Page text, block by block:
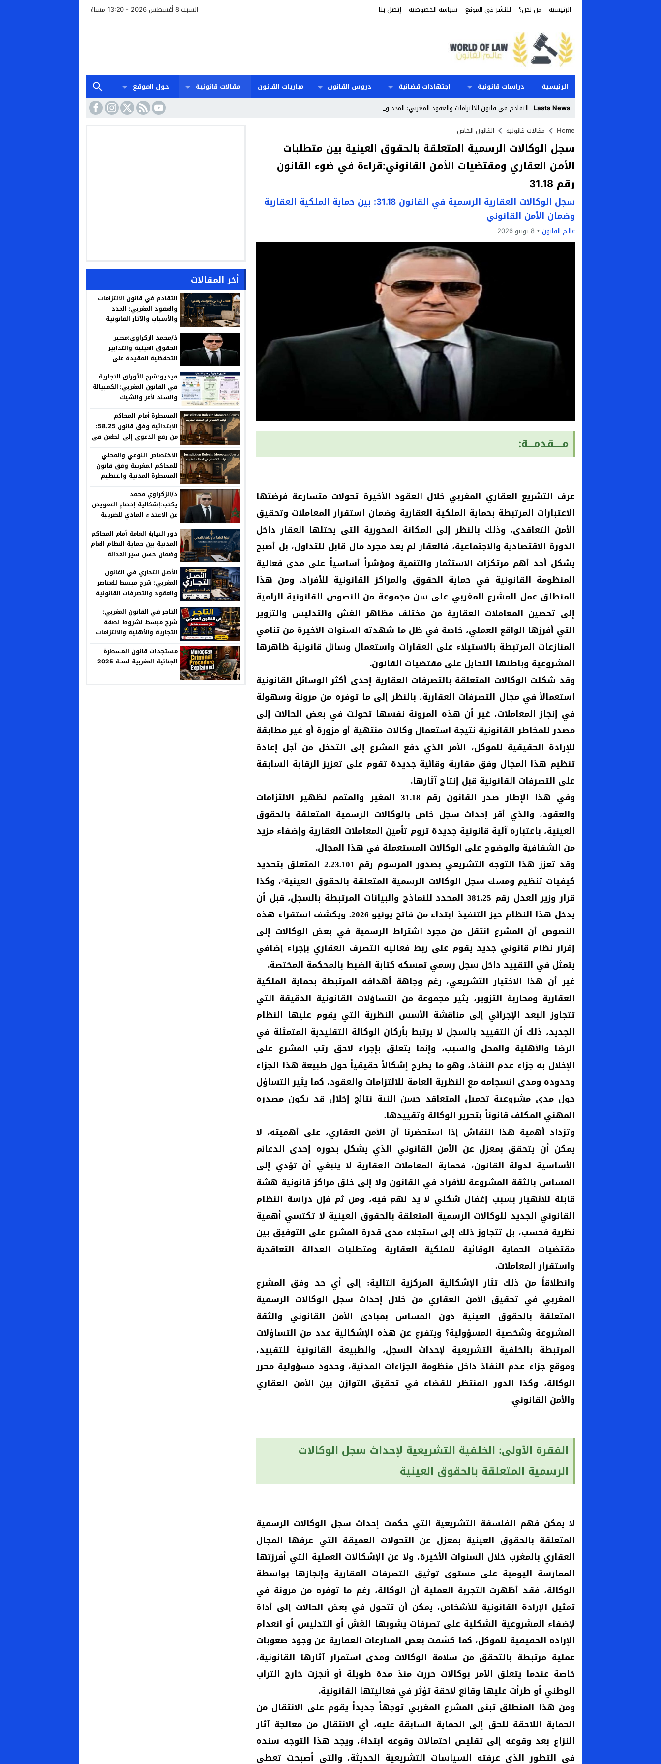
الرئيسية من نحن؟ للنشر في الموقع سياسة الخصوصية إتصل بنا السبت 8 أغسطس 2026 - 13:20 مساءً
الرئيسية دراسات قانونية اجتهادات قضائية دروس القانون مباريات القانون مقالات قانونية
حول الموقع
Lasts News التقادم في قانون الالتزامات والعقود المغربي: المدد والأسباب والآ_
Stop
Previous
Next
Home مقالات قانونية القانون الخاص
سجل الوكالات الرسمية المتعلقة بالحقوق العينية بين متطلبات
الأمن العقاري ومقتضيات الأمن القانوني:قراءة في ضوء القانون
رقم 31.18
سجل الوكالات العقارية الرسمية في القانون 31.18: بين حماية الملكية العقارية
وضمان الأمن القانوني
عالـم القانون 8 يونيو 2026
مــــقدمـــة:
عرف التشريع العقاري المغربي خلال العقود الأخيرة تحولات متسارعة فرضتها
الاعتبارات المرتبطة بحماية الملكية العقارية وضمان استقرار المعاملات وتحقيق
الأمن التعاقدي، وذلك بالنظر إلى المكانة المحورية التي يحتلها العقار داخل
الدورة الاقتصادية والاجتماعية، فالعقار لم يعد مجرد مال قابل للتداول، بل أصبح
يشكل أحد أهم مرتكزات الاستثمار والتنمية ومؤشراً أساسياً على مدى فعالية
المنظومة القانونية في حماية الحقوق والمراكز القانونية للأفراد. ومن هذا
المنطلق عمل المشرع المغربي على سن مجموعة من النصوص القانونية الرامية
إلى تحصين المعاملات العقارية من مختلف مظاهر الغش والتدليس والتزوير
التي أفرزها الواقع العملي، خاصة في ظل ما شهدته السنوات الأخيرة من تنامي
المنازعات المرتبطة بالاستيلاء على العقارات واستعمال وسائل قانونية ظاهرها
المشروعية وباطنها التحايل على مقتضيات القانون.
وقد شكلت الوكالات المتعلقة بالتصرفات العقارية إحدى أكثر الوسائل القانونية
استعمالاً في مجال التصرفات العقارية، بالنظر إلى ما توفره من مرونة وسهولة
في إنجاز المعاملات، غير أن هذه المرونة نفسها تحولت في بعض الحالات إلى
مصدر للمخاطر القانونية نتيجة استعمال وكالات منتهية أو مزورة أو غير مطابقة
للإرادة الحقيقية للموكل، الأمر الذي دفع المشرع إلى التدخل من أجل إعادة
تنظيم هذا المجال وفق مقاربة وقائية جديدة تقوم على تعزيز الرقابة السابقة
على التصرفات القانونية قبل إنتاج آثارها.
وفي هذا الإطار صدر القانون رقم 31.18 المغير والمتمم لظهير الالتزامات
والعقود، والذي أقر إحداث سجل خاص بالوكالات الرسمية المتعلقة بالحقوق
العينية، باعتباره آلية قانونية جديدة تروم تأمين المعاملات العقارية وإضفاء مزيد
من الشفافية والوضوح على الوكالات المستعملة في هذا المجال.
وقد تعزز هذا التوجه التشريعي بصدور المرسوم رقم 2.23.101 المتعلق بتحديد
كيفيات تنظيم ومسك سجل الوكالات الرسمية المتعلقة بالحقوق العينية²، وكذا
قرار وزير العدل رقم 381.25 المحدد للنماذج والبيانات المرتبطة بالسجل، قبل أن
يدخل هذا النظام حيز التنفيذ ابتداء من فاتح يونيو 2026. ويكشف استقراء هذه
النصوص أن المشرع انتقل من مجرد اشتراط الرسمية في بعض الوكالات إلى
إقرار نظام قانوني جديد يقوم على ربط فعالية التصرف العقاري بإجراء إضافي
يتمثل في التقييد داخل سجل رسمي تمسكه كتابة الضبط بالمحكمة المختصة.
غير أن هذا الاختيار التشريعي، رغم وجاهة أهدافه المرتبطة بحماية الملكية
العقارية ومحاربة التزوير، يثير مجموعة من التساؤلات القانونية الدقيقة التي
تتجاوز البعد الإجرائي إلى مناقشة الأسس النظرية التي يقوم عليها النظام
الجديد، ذلك أن التقييد بالسجل لا يرتبط بأركان الوكالة التقليدية المتمثلة في
الرضا والأهلية والمحل والسبب، وإنما يتعلق بإجراء لاحق رتب المشرع على
الإخلال به جزاء عدم النفاذ، وهو ما يطرح إشكالاً حقيقياً حول طبيعة هذا الجزاء
وحدوده ومدى انسجامه مع النظرية العامة للالتزامات والعقود، كما يثير التساؤل
حول مدى مشروعية تحميل المتعاقد حسن النية نتائج إخلال قد يكون مصدره
المهني المكلف قانوناً بتحرير الوكالة وتقييدها.
وتزداد أهمية هذا النقاش إذا استحضرنا أن الأمن العقاري، على أهميته، لا
يمكن أن يتحقق بمعزل عن الأمن القانوني الذي يشكل بدوره إحدى الدعائم
الأساسية لدولة القانون، فحماية المعاملات العقارية لا ينبغي أن تؤدي إلى
المساس بالثقة المشروعة للأفراد في القانون ولا إلى خلق مراكز قانونية هشة
قابلة للانهيار بسبب إغفال شكلي لا يد لهم فيه، ومن ثم فإن دراسة النظام
القانوني الجديد للوكالات الرسمية المتعلقة بالحقوق العينية لا تكتسي أهمية
نظرية فحسب، بل تتجاوز ذلك إلى استجلاء مدى قدرة المشرع على التوفيق بين
مقتضيات الحماية الوقائية للملكية العقارية ومتطلبات العدالة التعاقدية
واستقرار المعاملات.
وانطلاقاً من ذلك تثار الإشكالية المركزية التالية: إلى أي حد وفق المشرع
المغربي في تحقيق الأمن العقاري من خلال إحداث سجل الوكالات الرسمية
المتعلقة بالحقوق العينية دون المساس بمبادئ الأمن القانوني والثقة
المشروعة وشخصية المسؤولية؟ ويتفرع عن هذه الإشكالية عدد من التساؤلات
المرتبطة بالخلفية التشريعية لإحداث السجل، والطبيعة القانونية للتقييد،
وموقع جزاء عدم النفاذ داخل منظومة الجزاءات المدنية، وحدود مسؤولية محرر
الوكالة، وكذا الدور المنتظر للقضاء في تحقيق التوازن بين الأمن العقاري
والأمن القانوني.
الفقرة الأولى: الخلفية التشريعية لإحداث سجل الوكالات
الرسمية المتعلقة بالحقوق العينية
لا يمكن فهم الفلسفة التشريعية التي حكمت إحداث سجل الوكالات الرسمية
المتعلقة بالحقوق العينية بمعزل عن التحولات العميقة التي عرفها المجال
العقاري بالمغرب خلال السنوات الأخيرة، ولا عن الإشكالات العملية التي أفرزتها
الممارسة اليومية على مستوى توثيق التصرفات العقارية وإنجازها بواسطة
الوكالة، فقد أظهرت التجربة العملية أن الوكالة، رغم ما توفره من مرونة في
تمثيل الإرادة القانونية للأشخاص، يمكن أن تتحول في بعض الحالات إلى أداة
لإضفاء المشروعية الشكلية على تصرفات يشوبها الغش أو التدليس أو انعدام
الإرادة الحقيقية للموكل، كما كشفت بعض المنازعات العقارية عن وجود صعوبات
عملية مرتبطة بالتحقق من سلامة الوكالات ومدى استمرار آثارها القانونية،
خاصة عندما يتعلق الأمر بوكالات حررت منذ مدة طويلة أو أنجزت خارج التراب
الوطني أو طرأت عليها وقائع لاحقة تؤثر في فعاليتها القانونية.
ومن هذا المنطلق تبنى المشرع المغربي توجهاً جديداً يقوم على الانتقال من
الحماية اللاحقة للحق إلى الحماية السابقة عليه، أي الانتقال من معالجة آثار
النزاع بعد وقوعه إلى تقليص احتمالات وقوعه ابتداءً، ويجد هذا التوجه سنده
في التطور الذي عرفته السياسات التشريعية الحديثة، والتي أصبحت تعطي
أخر المقالات
التقادم في قانون الالتزامات
والعقود المغربي: المدد
والأسباب والآثار القانونية
ذ/محمد الزكراوي:مصير
الحقوق العينية والتدابير
التحفظية المقيدة على
المنفعة العامة
فيديو:شرح الأوراق التجارية
في القانون المغربي: الكمبيالة
والسند لأمر والشيك
المسطرة أمام المحاكم
الابتدائية وفق قانون 58.25:
من رفع الدعوى إلى الطعن في
الاختصاص النوعي والمحلي
للمحاكم المغربية وفق قانون
المسطرة المدنية والتنظيم
ذ/الزكراوي محمد
يكتب:إشكالية إخضاع التعويض
عن الاعتداء المادي للضريبة
العدالة الجبائية وخصوصية
المسؤولية الإدارية
دور النيابة العامة أمام المحاكم
المدنية بين حماية النظام العام
وضمان حسن سير العدالة
الأصل التجاري في القانون
المغربي: شرح مبسط للعناصر
والعقود والتصرفات القانونية
التاجر في القانون المغربي:
شرح مبسط لشروط الصفة
التجارية والأهلية والالتزامات
مستجدات قانون المسطرة
الجنائية المغربية لسنة 2025